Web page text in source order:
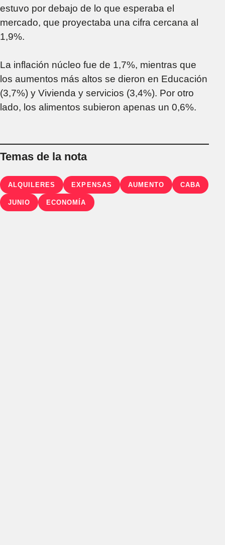
estuvo por debajo de lo que esperaba el
mercado, que proyectaba una cifra cercana al
1,9%.
La inflación núcleo fue de 1,7%, mientras que
los aumentos más altos se dieron en Educación
(3,7%) y Vivienda y servicios (3,4%). Por otro
lado, los alimentos subieron apenas un 0,6%.
Temas de la nota
ALQUILERES EXPENSAS AUMENTO CABA
JUNIO ECONOMÍA